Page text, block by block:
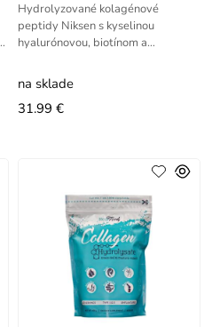
Hydrolyzované kolagénové
peptidy Niksen s kyselinou
hyalurónovou, biotínom a
pokožky, vlasov, nechtov a
pohybového aparátu.
na sklade
31.99 €